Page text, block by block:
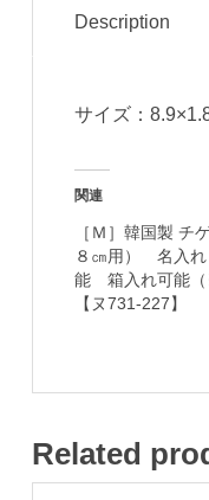
Description
サイズ：
関連
［Ｍ］韓国製 チ
８㎝用） 名入れ
能 箱入れ可能
【ヌ731-227】
Related